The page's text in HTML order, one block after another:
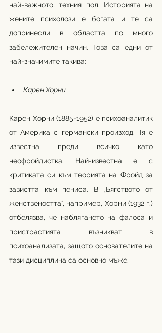
най-важното, техния пол. Историята на
жените психолози е богата и те са
допринесли в областта по много
забележителен начин. Това са едни от
най-значимите такива:
Карен Хорни
Карен Хорни (1885-1952) е психоаналитик
от Америка с германски произход. Тя е
известна преди всичко като
неофройдистка. Най-известна е с
критиката си към теорията на Фройд за
завистта към пениса. В „Бягството от
женствеността“, например, Хорни (1932 г.)
отбелязва, че наблягането на фалоса и
пристрастията възникват в
психоанализата, защото основателите на
тази дисциплина са основно мъже.